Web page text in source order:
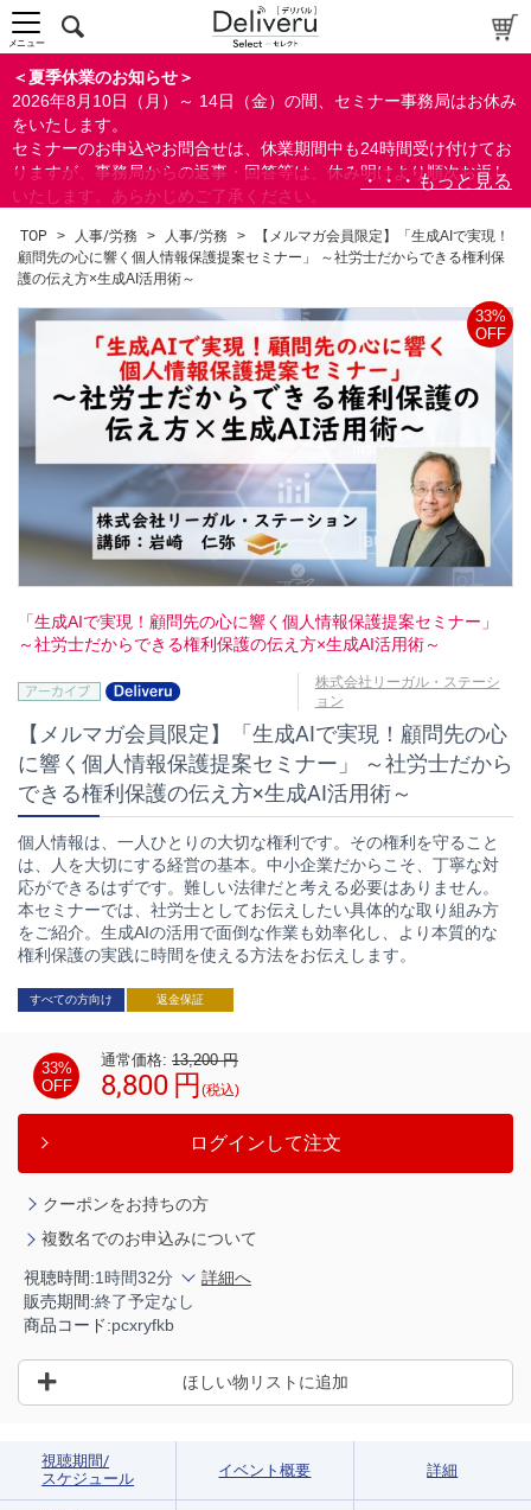
＜夏季休業のお知らせ＞
2026年8月10日（月）～ 14日（金）の間、セミナー事務局はお休み
をいたします。
セミナーのお申込やお問合せは、休業期間中も24時間受け付けてお
りますが、事務局からの返事・回答等は、休み明けより順次お返し
いたします。あらかじめご了承ください。
ができます。
メニュー
TOP > 人事/労務 > 人事/労務 >
【メルマガ会員限定】「生成AIで実現！
顧問先の心に響く個人情報保護提案セミナー」 ～社労士だからできる権利保
護の伝え方×生成AI活用術～
33%
OFF
「生成AIで実現！顧問先の心に響く個人情報保護提案セミナー」
～社労士だからできる権利保護の伝え方×生成AI活用術～
株式会社リーガル・ステーシ
ョン
【メルマガ会員限定】「生成AIで実現！顧問先の心
に響く個人情報保護提案セミナー」 ～社労士だから
できる権利保護の伝え方×生成AI活用術～
個人情報は、一人ひとりの大切な権利です。その権利を守ること
は、人を大切にする経営の基本。中小企業だからこそ、丁寧な対
応ができるはずです。難しい法律だと考える必要はありません。
本セミナーでは、社労士としてお伝えしたい具体的な取り組み方
をご紹介。生成AIの活用で面倒な作業も効率化し、より本質的な
権利保護の実践に時間を使える方法をお伝えします。
すべての方向け 返金保証
33%
OFF
通常価格: 13,200 円
8,800 円 (税込)
ログインして注文
クーポンをお持ちの方
複数名でのお申込みについて
視聴時間:1時間32分
詳細へ
販売期間:終了予定なし
商品コード:pcxryfkb
ほしい物リストに追加
視聴期間/
スケジュール
イベント概要 詳細